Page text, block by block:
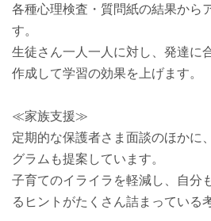
各種心理検査・質問紙の結果から
す。
生徒さん一人一人に対し、発達に
作成して学習の効果を上げます。
≪家族支援≫
定期的な保護者さま面談のほかに
グラムも提案しています。
子育てのイライラを軽減し、自分
るヒントがたくさん詰まっている